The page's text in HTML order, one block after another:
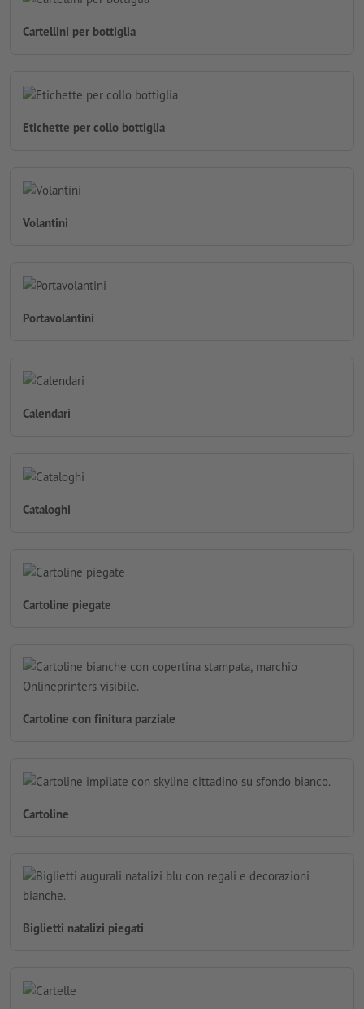
Cartellini per bottiglia
Etichette per collo bottiglia
Volantini
Portavolantini
Calendari
Cataloghi
Cartoline piegate
Cartoline con finitura parziale
Cartoline
Biglietti natalizi piegati